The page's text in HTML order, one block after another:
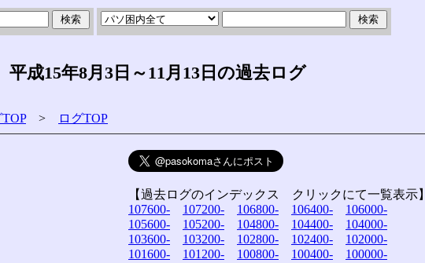
成15年8月3日～11月13日の過去ログ
> ログTOP
【過去ログのインデックス クリックにて一覧表示】
107600-
107200- 106800- 106400-
106000-
105600-
105200- 104800- 104400-
104000-
103600-
103200- 102800- 102400-
102000-
101600-
101200- 100800- 100400- 100000-